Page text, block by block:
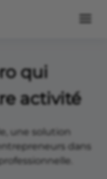
qui
activité
une solution
dans